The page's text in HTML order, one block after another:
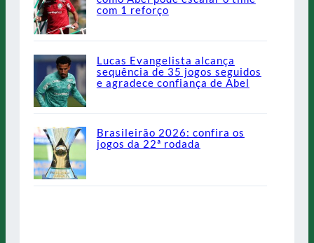
com 1 reforço
Lucas Evangelista alcança
sequência de 35 jogos seguidos
e agradece confiança de Abel
Brasileirão 2026: confira os
jogos da 22ª rodada